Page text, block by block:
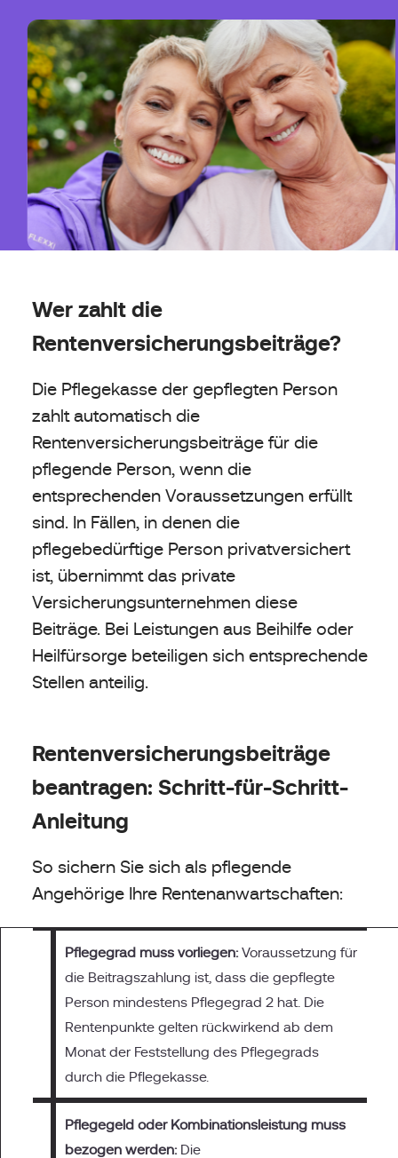
Wer zahlt die
Rentenversicherungsbeiträge?
Die Pflegekasse der gepflegten Person
zahlt automatisch die
Rentenversicherungsbeiträge für die
pflegende Person, wenn die
entsprechenden Voraussetzungen erfüllt
sind. In Fällen, in denen die
pflegebedürftige Person privatversichert
ist, übernimmt das private
Versicherungsunternehmen diese
Beiträge. Bei Leistungen aus Beihilfe oder
Heilfürsorge beteiligen sich entsprechende
Stellen anteilig.
Rentenversicherungsbeiträge
beantragen: Schritt-für-Schritt-
Anleitung
So sichern Sie sich als pflegende
Angehörige Ihre Rentenanwartschaften:
Pflegegrad muss vorliegen: Voraussetzung für
die Beitragszahlung ist, dass die gepflegte
Person mindestens Pflegegrad 2 hat. Die
Rentenpunkte gelten rückwirkend ab dem
Monat der Feststellung des Pflegegrads
durch die Pflegekasse.
Pflegegeld oder Kombinationsleistung muss
bezogen werden: Die